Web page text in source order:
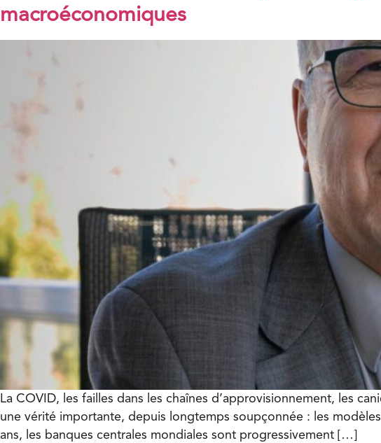
macroéconomiques
La COVID, les failles dans les chaînes d’approvisionnement, les
une vérité importante, depuis longtemps soupçonnée : les
ans, les banques centrales mondiales sont progressivement […]